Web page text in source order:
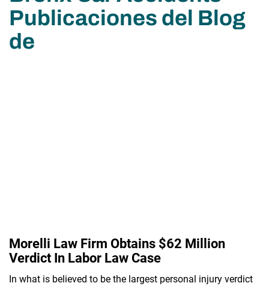
Publicaciones del Blog
de
Morelli Law Firm Obtains $62 Million
Verdict In Labor Law Case
In what is believed to be the largest personal injury verdict